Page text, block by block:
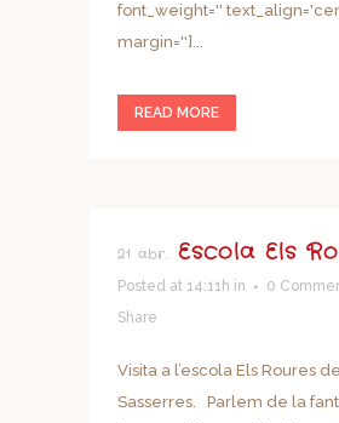
font_weight=''
margin='']...
READ MORE
21 abr. Escola Els
Posted at 14:11h in
0
Share
Visita a l’escola Els Roures
Sasserres. Parlem de la